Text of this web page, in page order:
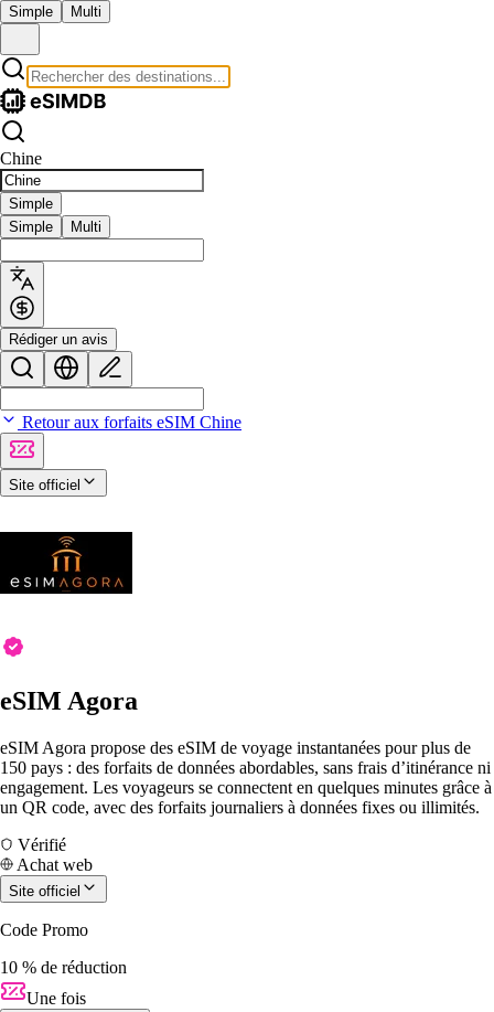
Simple Multi
Chine
Simple
Simple
Multi
Rédiger un avis
Retour aux forfaits eSIM Chine
Site officiel
eSIM Agora
eSIM Agora propose des eSIM de voyage instantanées pour plus de
150 pays : des forfaits de données abordables, sans frais d’itinérance ni
engagement. Les voyageurs se connectent en quelques minutes grâce à
un QR code, avec des forfaits journaliers à données fixes ou illimités.
Vérifié
Achat web
Site officiel
Code Promo
10 % de réduction
Une fois